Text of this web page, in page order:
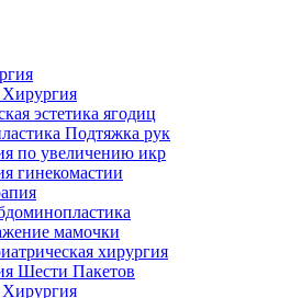
Хирургия
эстетика ягодиц
Подтяжка рук
по увеличению икр
гинекомастии
мамочки
хирургия
Шести Пакетов
Хирургия